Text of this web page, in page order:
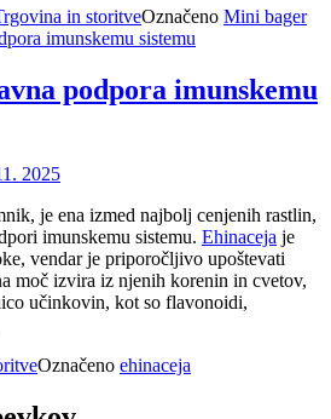
in storitveOznačeno Mini bager
podpora imunskemu
2025
je ena izmed najbolj cenjenih rastlin,
imunskemu sistemu. Ehinaceja je
vendar je priporočljivo upoštevati
moč izvira iz njenih korenin in cvetov,
učinkovin, kot so flavonoidi,
Označeno ehinaceja